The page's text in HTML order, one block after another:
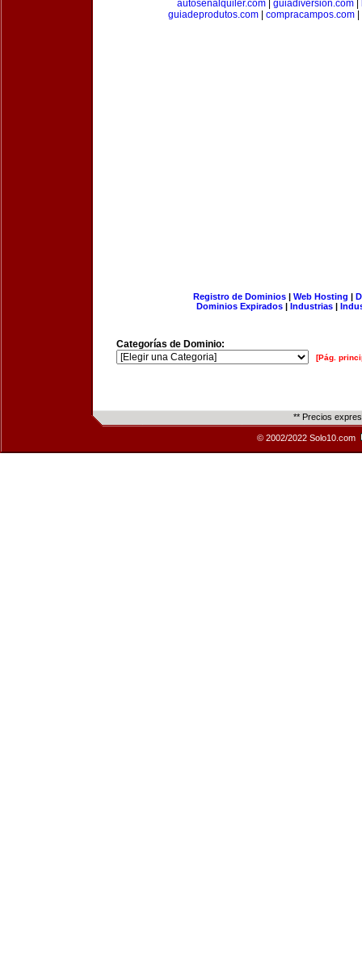
autosenalquiler.com| guiadiversion.com|
guiadeprodutos.com| compracampos.com|
Registro de Dominios| Web Hosting |
Dominios Expirados | Industrias |
Categorías de Dominio:
[Pág.
** Precios
© 2002/2022 Solo10.com